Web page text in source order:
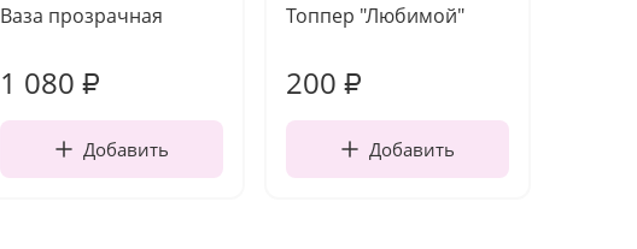
Ваза прозрачная
1 080 ₽
Добавить
Топпер "Любимой"
200 ₽
Добавить